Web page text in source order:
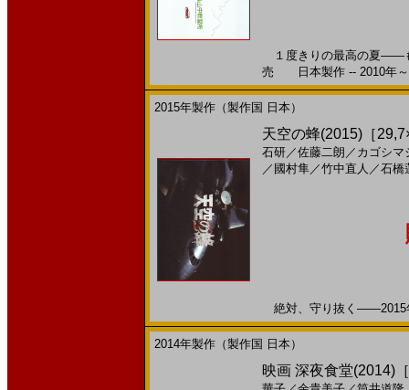
１度きりの最高の夏――
売 日本製作 -- 2010年～
2015年製作（製作国 日本）
天空の蜂(2015)［
石研／佐藤二朗 ／ カゴシマ
／ 國村隼／竹中直人 ／石橋
絶対、守り抜く
2014年製作（製作国 日本）
映画 深夜食堂(2014)